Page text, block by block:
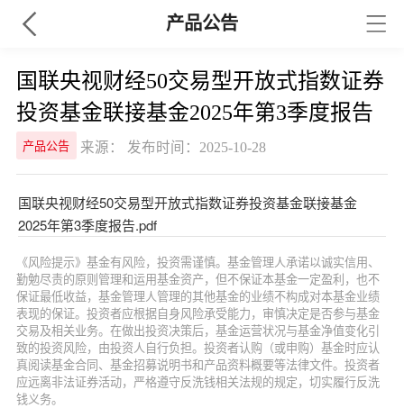
产品公告
国联央视财经50交易型开放式指数证券
投资基金联接基金2025年第3季度报告
产品公告 来源： 发布时间：2025-10-28
国联央视财经50交易型开放式指数证券投资基金联接基金
2025年第3季度报告.pdf
《风险提示》基金有风险，投资需谨慎。基金管理人承诺以诚实信用、
勤勉尽责的原则管理和运用基金资产，但不保证本基金一定盈利，也不
保证最低收益，基金管理人管理的其他基金的业绩不构成对本基金业绩
表现的保证。投资者应根据自身风险承受能力，审慎决定是否参与基金
交易及相关业务。在做出投资决策后，基金运营状况与基金净值变化引
致的投资风险，由投资人自行负担。投资者认购（或申购）基金时应认
真阅读基金合同、基金招募说明书和产品资料概要等法律文件。投资者
应远离非法证券活动，严格遵守反洗钱相关法规的规定，切实履行反洗
钱义务。